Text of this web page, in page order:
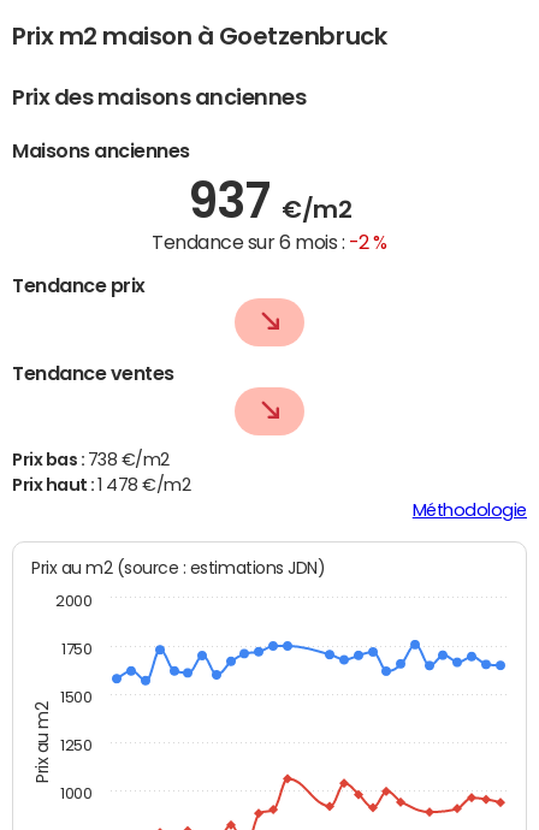
Prix m2 maison à Goetzenbruck
Prix des maisons anciennes
Maisons anciennes
937 €/m2
Tendance sur 6 mois : -2 %
Tendance prix
Tendance ventes
Prix bas : 738 €/m2
Prix haut :
1 478 €/m2
Méthodologie
Prix au m2
Prix au m2 (source : estimations JDN)
1000
1250
1500
1750
2000